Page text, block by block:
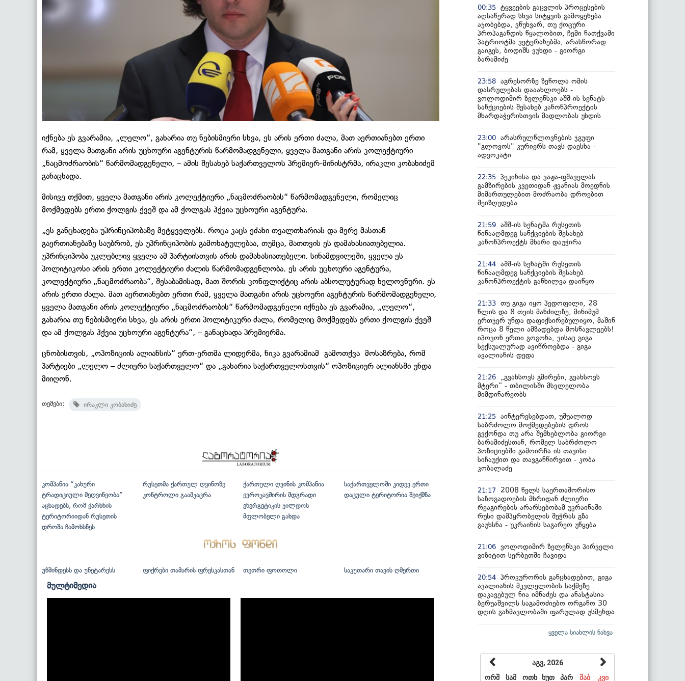
იქნება ეს გვარამია, „ლელო“, გახარია თუ ნებისმიერი სხვა, ეს არის ერთი ძალა, მათ აერთიანებთ ერთი
რამ, ყველა მათგანი არის უცხოური აგენტურის წარმომადგენელი, ყველა მათგანი არის კოლექტიური
„ნაცმოძრაობის“ წარმომადგენელი, – ამის შესახებ საქართველოს პრემიერ-მინისტრმა, ირაკლი კობახიძემ
განაცხადა.
მისივე თქმით, ყველა მათგანი არის კოლექტიური „ნაცმოძრაობის“ წარმომადგენელი, რომელიც
მოქმედებს ერთი ქოლგის ქვეშ და ამ ქოლგას ჰქვია უცხოური აგენტურა.
„ეს განცხადება უპრინციპობაზე მეტყველებს. როცა კაცს ეძახი თვალთხარიას და მერე მასთან
გაერთიანებაზე საუბრობ, ეს უპრინციპობის გამოხატულებაა, თუმცა, მათთვის ეს დამახასიათებელია.
უპრინციპობა უკლებლივ ყველა ამ პარტიისთვის არის დამახასიათებელი. სინამდვილეში, ყველა ეს
პოლიტიკოსი არის ერთი კოლექტიური ძალის წარმომადგენლობა. ეს არის უცხოური აგენტურა,
კოლექტიური „ნაცმოძრაობა“, შესაბამისად, მათ შორის კონფლიქტიც არის აბსოლუტურად ხელოვნური. ეს
არის ერთი ძალა. მათ აერთიანებთ ერთი რამ, ყველა მათგანი არის უცხოური აგენტურის წარმომადგენელი,
ყველა მათგანი არის კოლექტიური „ნაცმოძრაობის“ წარმომადგენელი იქნება ეს გვარამია, „ლელო“,
გახარია თუ ნებისმიერი სხვა, ეს არის ერთი პოლიტიკური ძალა, რომელიც მოქმედებს ერთი ქოლგის ქვეშ
და ამ ქოლგას ჰქვია უცხოური აგენტურა“, – განაცხადა პრემიერმა.
ცნობისთვის, „ოპოზიციის ალიანსის“ ერთ-ერთმა ლიდერმა, ნიკა გვარამიამ გამოთქვა მოსაზრება, რომ
პარტიები „ლელო – ძლიერი საქართველო“ და „გახარია საქართველოსთვის“ ოპოზიციურ ალიანსში უნდა
მიიღონ.
თემები: ირაკლი კობახიძე
კომპანია “კახური
ტრადიციული მეღვინეობა”
აცხადებს, რომ ქარხნის
ტერიტორიიდან რუსეთის
დროშა ჩამოხსნეს
რუსეთმა ქართულ ღვინოზე
კონტროლი გაამკაცრა
ქართული ღვინის კომპანია
ევროკავშირის მდგრადი
ენერგეტიკის ჯილდოს
მფლობელი გახდა
საქართველოში კიდევ ერთი
დაცული ტერიტორია შეიქმნა
უწმინდესს და უნეტარესს ფიქრები თამარის ფრესკასთან თეთრი ფოთოლი საკუთარი თავის ღმერთი
მულტიმედია
00:35 ტყვეების გაცვლის პროცესების
აღსაწერად სხვა სიტყვის გამოყენება
აჯობებდა, ვწუხვარ, თუ ქოცური
პროპაგანდის წყალობით, ჩემი ნათქვამი
პატრიოტმა ვეტერანებმა, არასწორად
გაიგეს, ბოდიშს ვუხდი - გიორგი
ბარამიძე
23:58 აგრესორზე ზეწოლა ომის
დასრულებას დააახლოებს -
ვოლოდიმირ ზელენსკი აშშ-ის სენატს
სანქციების შესახებ კანონპროექტის
მხარდაჭერისთვის მადლობას უხდის
23:00 არასრულწლოვნების ჯგუფი
"გლოვოს" კურიერს თავს დაესხა -
ადვოკატი
22:35 პეკინისა და ვაჟა-ფშაველას
გამზირების კვეთიდან ჟვანიას მოედნის
მიმართულებით მოძრაობა დროებით
შეიზღუდება
21:59 აშშ-ის სენატმა რუსეთის
წინააღმდეგ სანქციების შესახებ
კანონპროექტს მხარი დაუჭირა
21:44 აშშ-ის სენატში რუსეთის
წინააღმდეგ სანქციების შესახებ
კანონპროექტის განხილვა დაიწყო
21:33 თუ გიგა იყო პედოფილი, 28
წლის და 8 თვის მანძილზე, მინიმუმ
ერთჯერ უნდა დაფიქსირებულიყო, მაშინ
როცა 8 წელი ამზადებდა მოსწავლეებს!
იპოვონ ერთი გოგონა, ვისაც გიგა
სექსუალურად ავიწროებდა - გიგა
ავალიანის დედა
21:26
„გვახსოვს გმირები, გვახსოვს
მტერი” - თბილისში მსვლელობა
მიმდინარეობს
21:25 აინტერესებდათ, უშუალოდ
საბრძოლო მოქმედებების დროს
გვქონდა თუ არა შემხებლობა გიორგი
ბარამიძესთან, რომელ საბრძოლო
პოზიციებში გამოირჩა ის თავისი
სიჩაუქით და თავგანწირვით - კობა
კობალაძე
21:17
2008 წელს საერთაშორისო
საზოგადოების მხრიდან ძლიერი
რეაგირების არარსებობამ უკრაინაში
რუსი დამპყრობელის შეჭრას გზა
გაუხსნა - უკრაინის საგარეო უწყება
21:06 ვოლოდიმირ ზელენსკი პირველი
ვიზიტით სერბეთში ჩავიდა
20:54 პროკურორის განცხადებით, გიგა
ავალიანის მკვლელობის საქმეზე
დაკავებულ ნია იმნაძეს და ანასტასია
ბერუაშვილს საგამოძიებო ორგანო 30
დღის განმავლობაში ფარულად უსმენდა
ყველა სიახლის ნახვა
აგვ, 2026
ორშ
სამ ოთხ ხუთ პარ შაბ
კვი